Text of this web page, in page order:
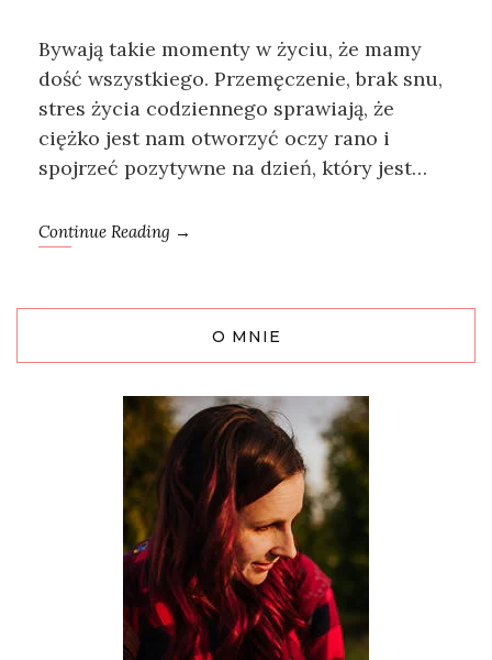
Bywają takie momenty w życiu, że mamy
dość wszystkiego. Przemęczenie, brak snu,
stres życia codziennego sprawiają, że
ciężko jest nam otworzyć oczy rano i
spojrzeć pozytywne na dzień, który jest…
Continue Reading →
O MNIE